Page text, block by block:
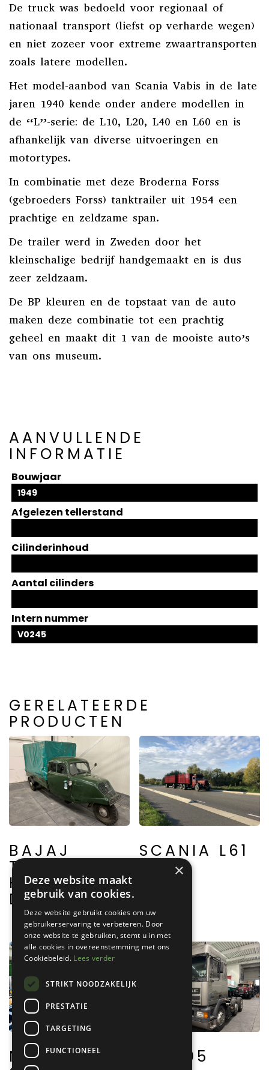
De truck was bedoeld voor regionaal of
nationaal transport (liefst op verharde wegen)
en niet zozeer voor extreme zwaartransporten
zoals latere modellen.
Het model-aanbod van Scania Vabis in de late
jaren 1940 kende onder andere modellen in
de “L”-serie: de L10, L20, L40 en L60 en is
afhankelijk van diverse uitvoeringen en
motortypes.
In combinatie met deze Broderna Forss
(gebroeders Forss) tanktrailer uit 1954 een
prachtige en zeldzame span.
De trailer werd in Zweden door het
kleinschalige bedrijf handgemaakt en is dus
zeer zeldzaam.
De BP kleuren en de topstaat van de auto
maken deze combinatie tot een prachtig
geheel en maakt dit 1 van de mooiste auto’s
van ons museum.
AANVULLENDE
INFORMATIE
Bouwjaar
1949
Afgelezen tellerstand
Cilinderinhoud
Aantal cilinders
Intern nummer
V0245
GERELATEERDE
PRODUCTEN
BAJAJ
TEMPO
HANSEAT
DIESEL
SCANIA L61
NOOTEBOOM DAF 95
×
Deze website maakt
gebruik van cookies.
Deze website gebruikt cookies om uw
gebruikerservaring te verbeteren. Door
onze website te gebruiken, stemt u in met
alle cookies in overeenstemming met ons
Cookiebeleid. Lees verder
STRIKT NOODZAKELIJK
PRESTATIE
TARGETING
FUNCTIONEEL